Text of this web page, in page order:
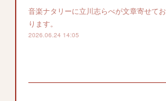
音楽ナタリーに立川志らべが文章寄せてお
ります。
2026.06.24 14:05